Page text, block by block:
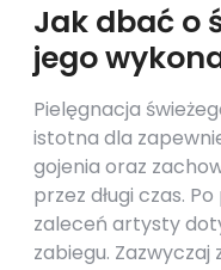
Jak dbać o
jego
Pielęgnacja
istotna dla
gojenia oraz
przez długi czas.
zaleceń artysty
zabiegu.